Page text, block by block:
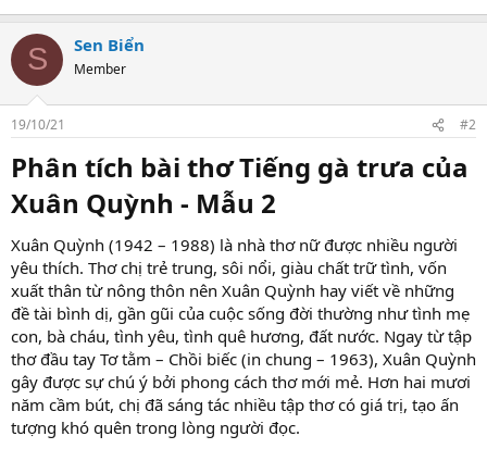
S Sen Biển
Member
19/10/21 #2
Phân tích bài thơ Tiếng gà trưa của
Xuân Quỳnh - Mẫu 2​
Xuân Quỳnh (1942 – 1988) là nhà thơ nữ được nhiều người
yêu thích. Thơ chị trẻ trung, sôi nổi, giàu chất trữ tình, vốn
xuất thân từ nông thôn nên Xuân Quỳnh hay viết về những
đề tài bình dị, gần gũi của cuộc sống đời thường như tình mẹ
con, bà cháu, tình yêu, tình quê hương, đất nước. Ngay từ tập
thơ đầu tay Tơ tằm – Chồi biếc (in chung – 1963), Xuân Quỳnh
gây được sự chú ý bởi phong cách thơ mới mẻ. Hơn hai mươi
năm cầm bút, chị đã sáng tác nhiều tập thơ có giá trị, tạo ấn
tượng khó quên trong lòng người đọc.